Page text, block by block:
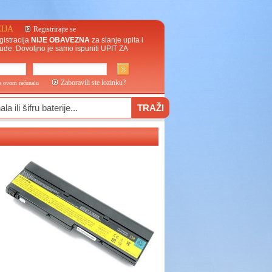
Registrirajte se
NIJE OBAVEZNA za slanje upita i
Dovoljno je samo ispuniti UPIT ZA
ovom računalu Zaboravili ste lozinku?